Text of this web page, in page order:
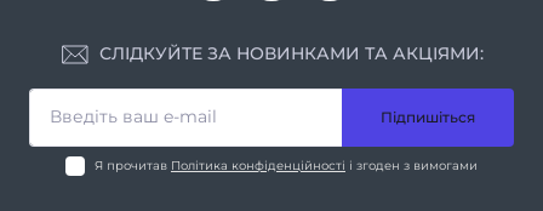
СЛІДКУЙТЕ ЗА НОВИНКАМИ ТА АКЦІЯМИ:
Підпишіться
Я прочитав Політика конфіденційності і згоден з вимогами